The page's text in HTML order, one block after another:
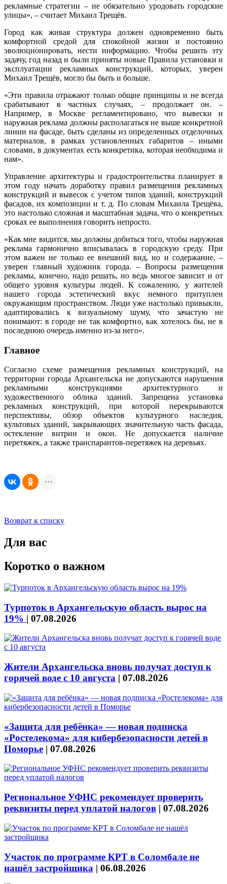
рекламные стратегии – не обязательно уродовать городские
улицы», – считает Михаил Трещёв.
Город как живая структура должен одновременно быть
комфортной средой для спокойной жизни и постоянно
эволюционировать, нести информацию. Чтобы решить эту
задачу, год назад и были приняты новые Правила установки и
эксплуатации рекламных конструкций, которых, уверен
Михаил Трещёв, могло бы быть и больше.
«Эти правила отражают только общие принципы и не всегда
срабатывают в частных случаях, – продолжает он. –
Например, в Мос­кве регламентировано, что вывески и
наружная реклама должны располагаться не выше конкретной
линии на фасаде, быть сделаны из определенных отделочных
материалов, в рамках установленных габаритов – иными
словами, в документах есть конкретика, которая необходима и
нам».
Управление архитектуры и градостроительства планирует в
этом году начать доработку правил размещения рекламных
конструкций и вывесок с учетом типов зданий, конструкций
фасадов, их композиции и т. д. По словам Михаила Трещёва,
это настолько сложная и масштабная задача, что о конкретных
сроках ее выполнения говорить непросто.
«Как мне видится, мы должны добиться того, чтобы наружная
реклама гармонично вписывалась в городскую среду. При
этом важен не только ее внешний вид, но и содержание, –
уверен главный художник города. – Вопросы размещения
рекламы, конечно, надо решать, но ведь многое зависит и от
общего уровня культуры людей. К сожалению, у жителей
нашего города эстетический вкус немного притуплен
окружающим пространством. Люди уже настолько привыкли,
адаптировались к визуальному шуму, что зачастую не
понимают: в городе не так комфортно, как хотелось бы, не в
последнюю очередь именно из-за него».
Главное
Согласно схеме размещения рекламных конструкций, на
территории города Архангельска не допускаются нарушения
рекламными конструкциями архитектурного и
художественного облика зданий. Запрещена установка
рекламных конструкций, при которой перекрываются
перспективы, обзор объектов культурного наследия,
культовых зданий, закрывающих значительную часть фасада,
остекление витрин и окон. Не допускается наличие
перетяжек, а также транспарантов-перетяжек на деревьях.
Возврат к списку
Для вас
Коротко о важном
Турпоток в Архангельскую область вырос на
19% | 07.08.2026
Жители Архангельска вновь получат доступ к
горячей воде с 10 августа | 07.08.2026
«Защита для ребёнка» — новая подписка
«Ростелекома» для кибербезопасности детей в
Поморье | 07.08.2026
Региональное УФНС рекомендует проверить
реквизиты перед уплатой налогов | 07.08.2026
Участок по программе КРТ в Соломбале не
нашёл застройщика | 06.08.2026